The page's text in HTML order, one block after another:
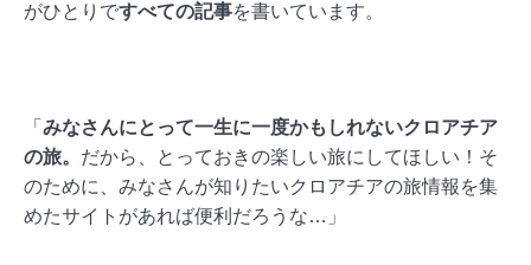
がひとりですべての記事を書いています。
「 みなさんにとって一生に一度かもしれないクロアチア
の旅。 だから、とっておきの楽しい旅にしてほしい！そ
のために、みなさんが知りたいクロアチアの旅情報を集
めたサイトがあれば便利だろうな…」